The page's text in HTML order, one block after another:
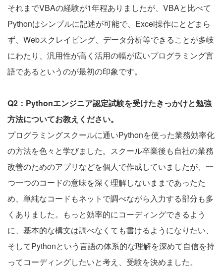
それまでVBAの経験が1年程ありましたが、VBAと比べて
Pythonはシンプルに記述が可能で、Excel操作にとどまら
ず、Webスクレイピング、データ分析等できることが多岐
にわたり、汎用性が高く活用の幅が広いプログラミング言
語であるというのが最初の印象です。
Q2：Pythonエンジニア認定試験を受けたきっかけと勉強
方法についてお教えください。
プログラミングスクールに通いPythonを使った業務効率化
の方法を色々と学びました。スクール卒業後も自社の業務
改善のためのアプリなどを個人で作成していましたが、一
つ一つのコードの意味を深く理解しないままであったた
め、単純なコードもネットで調べながら入力する部分も多
くありました。もっと効率的にコーディングできるよう
に、基本的な構文は調べなくても書けるようになりたい、
そしてPythonという言語の体系的な理解を深めて自信を持
ってコーディングしたいと考え、受験を決めました。